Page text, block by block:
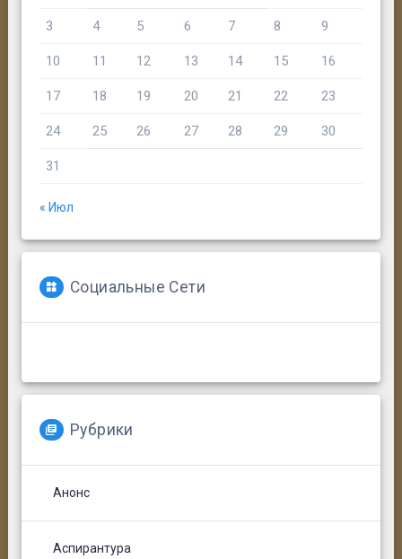
3 4 5 6 7 8 9
10 11 12 13 14 15 16
17 18 19 20 21 22 23
24 25 26 27 28 29 30
31
« Июл
Социальные Сети
Рубрики
Анонс
Аспирантура